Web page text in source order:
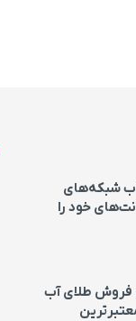
شبکه‌های
خود را
فروش طلای آب